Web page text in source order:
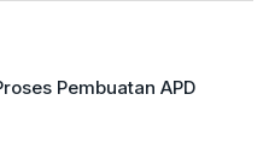
Pembuatan APD